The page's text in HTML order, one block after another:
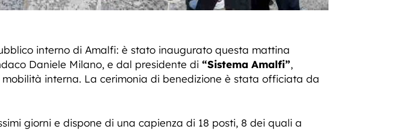
interno di Amalfi: è stato inaugurato questa mattina
Daniele Milano, e dal presidente di “Sistema Amalfi”,
interna. La cerimonia di benedizione è stata officiata da
giorni e dispone di una capienza di 18 posti, 8 dei quali a